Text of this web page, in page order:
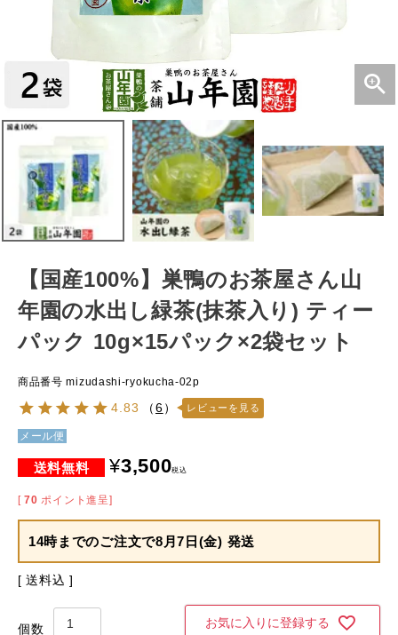
【国産100%】巣鴨のお茶屋さん山
年園の水出し緑茶(抹茶入り) ティー
パック 10g×15パック×2袋セット
商品番号 mizudashi-ryokucha-02p
4.83 （6） レビューを見る
メール便
¥3,500税込
[ 70 ポイント進呈]
14時までのご注文で8月7日(金) 発送
送料込
お気に入りに登録する